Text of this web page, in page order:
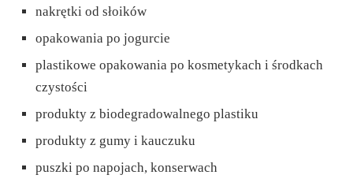
nakrętki od słoików
opakowania po jogurcie
plastikowe opakowania po kosmetykach i środkach
czystości
produkty z biodegradowalnego plastiku
produkty z gumy i kauczuku
puszki po napojach, konserwach